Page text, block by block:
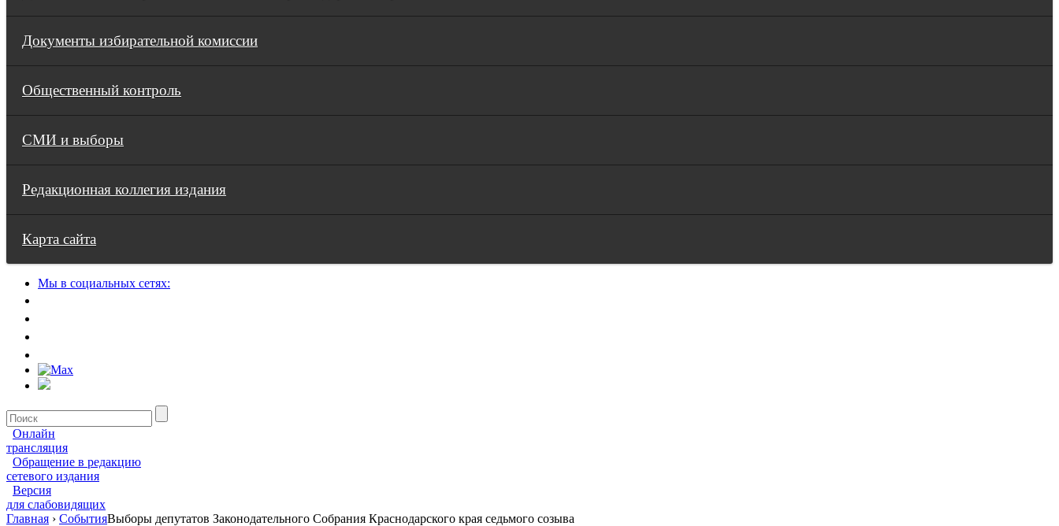
Документы избирательной комиссии
Общественный контроль
СМИ и выборы
Редакционная коллегия издания
Карта сайта
Мы в социальных сетях:
Онлайн
трансляция
Обращение в редакцию
сетевого издания
Версия
для слабовидящих
Главная › СобытияВыборы депутатов Законодательного Собрания Краснодарского края седьмого созыва